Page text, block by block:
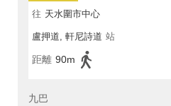
往 天水圍市中心
盧押道, 軒尼詩道 站
距離 90m
九巴